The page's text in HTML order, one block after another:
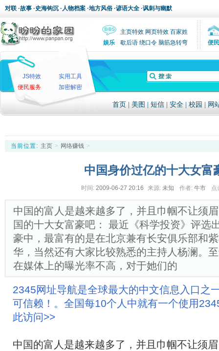
对联 ·故事 ·史海钩沉 ·人物档案 ·地方风俗 ·谚语大全 ·讽刺与幽默
主页特效 网页特效 百家姓
娱乐
歇后语 绕口令 脑筋急转弯 便民
JS特效
实用工具
便民服务
加密解密
首页 美图 短信 安全 校园 网
当前位置: 主页 > 网络赚钱 >
中国身价过亿的十大女富
时间: 2009-06-27 20:16 来源: 未知 作者: 牛市 点
中国的富人是越来越多了，并且巾帼不让须
国的十大女富豪吧： 最近《科学投资》评选
豪中，最富有的是在北京兼有长安俱乐部和
华，当然还有大家比较熟悉的主持人杨澜。
在媒体上的曝光率不高，对于她们的
2345网址导航是全球最大的中文信息入口之
可信赖！。全国每10个人中就有一个使用
此访问>>
中国的富人是越来越多了，并且巾帼不让须